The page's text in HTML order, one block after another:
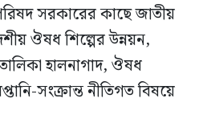
সরকারের কাছে জাতীয়
ঔষধ শিল্পের উন্নয়ন,
হালনাগাদ, ঔষধ
সংক্রান্ত নীতিগত বিষয়ে